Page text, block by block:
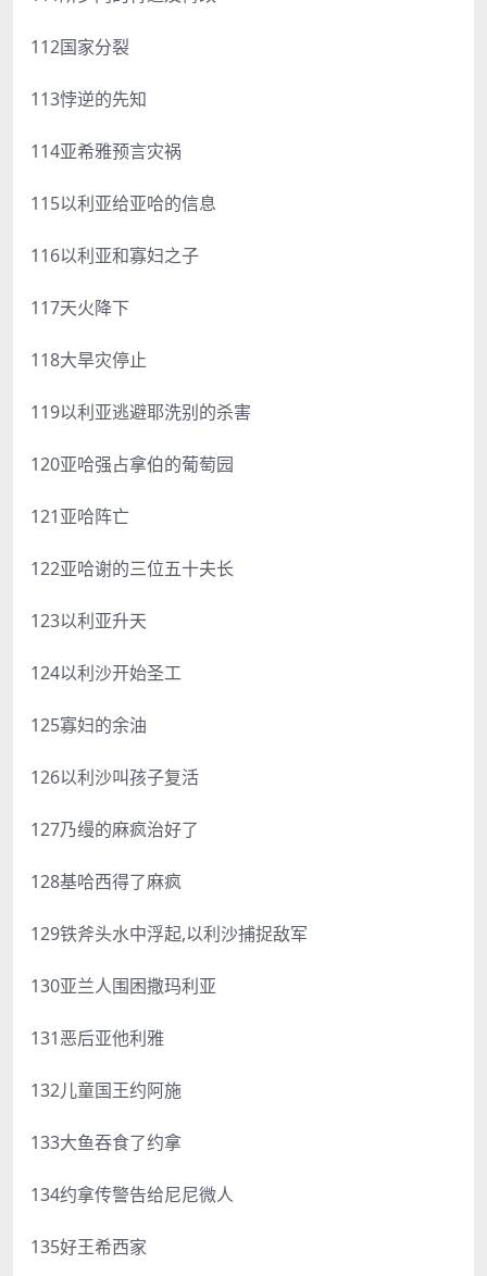
112国家分裂
113悖逆的先知
114亚希雅预言灾祸
115以利亚给亚哈的信息
116以利亚和寡妇之子
117天火降下
118大旱灾停止
119以利亚逃避耶洗别的杀害
120亚哈强占拿伯的葡萄园
121亚哈阵亡
122亚哈谢的三位五十夫长
123以利亚升天
124以利沙开始圣工
125寡妇的余油
126以利沙叫孩子复活
127乃缦的麻疯治好了
128基哈西得了麻疯
129铁斧头水中浮起,以利沙捕捉敌军
130亚兰人围困撒玛利亚
131恶后亚他利雅
132儿童国王约阿施
133大鱼吞食了约拿
134约拿传警告给尼尼微人
135好王希西家